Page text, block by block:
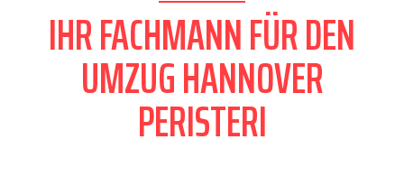
IHR FACHMANN FÜR DEN
UMZUG HANNOVER
PERISTERI